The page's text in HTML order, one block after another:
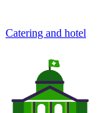
Catering and hotel